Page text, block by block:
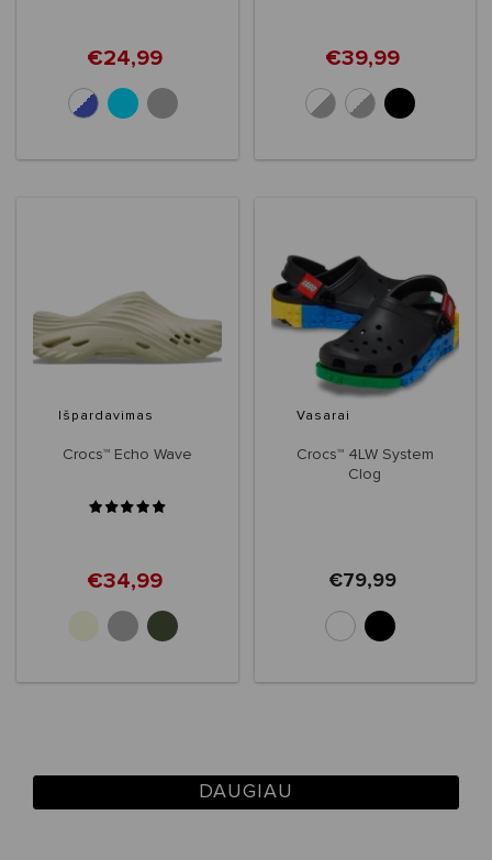
€24,99 €39,99
Išpardavimas
Crocs™ Echo Wave
€34,99
Vasarai
Crocs™ 4LW System
Clog
€79,99
DAUGIAU